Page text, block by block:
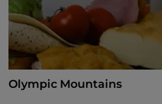
Olympic Mountains